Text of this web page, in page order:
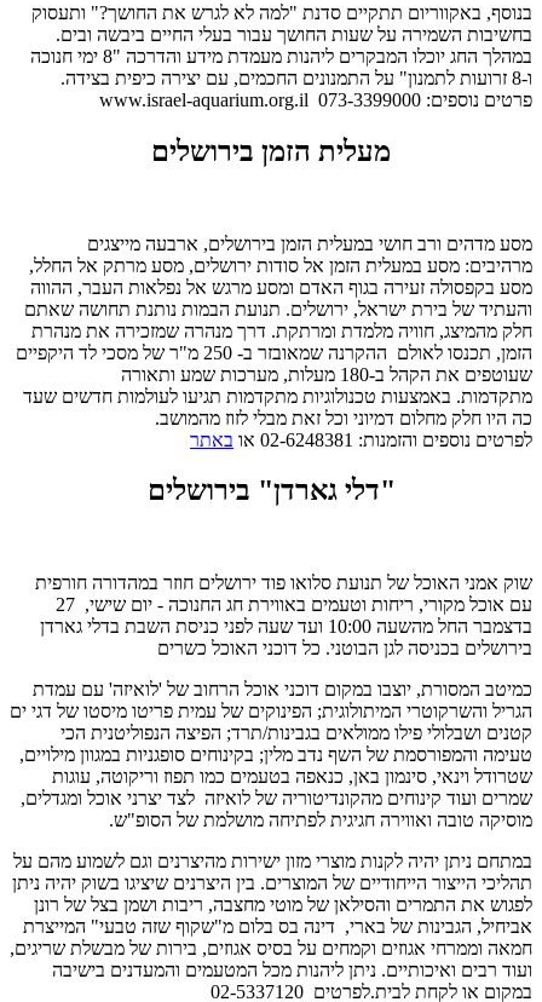
בנוסף, באקווריום תתקיים סדנת "למה לא לגרש את החושך?" ותעסוק
בחשיבות השמירה על שעות החושך עבור בעלי החיים ביבשה ובים.
במהלך החג יוכלו המבקרים ליהנות מעמדת מידע והדרכה "8 ימי חנוכה
ו-8 זרועות לתמנון" על התמנונים החכמים, עם יצירה כיפית בצידה.
פרטים נוספים: 073-3399000 www.israel-aquarium.org.il
מעלית הזמן בירושלים
מסע מדהים ורב חושי במעלית הזמן בירושלים, ארבעה מייצגים
מרהיבים: מסע במעלית הזמן אל סודות ירושלים, מסע מרתק אל החלל,
מסע בקפסולה זעירה בגוף האדם ומסע מרגש אל נפלאות העבר, ההווה
והעתיד של בירת ישראל, ירושלים. תנועת הבמות נותנת תחושה שאתם
חלק מהמיצג, חוויה מלמדת ומרתקת. דרך מנהרה שמזכירה את מנהרת
הזמן, תכנסו לאולם ההקרנה שמאובזר ב- 250 מ"ר של מסכי לד היקפיים
שעוטפים את הקהל ב-180 מעלות, מערכות שמע ותאורה
מתקדמות. באמצעות טכנולוגיות מתקדמות תגיעו לעולמות חדשים שעד
כה היו חלק מחלום דמיוני וכל זאת מבלי לזוז מהמושב.
לפרטים נוספים והזמנות: 02-6248381 או
באתר
"דלי גארדן" בירושלים
שוק אמני האוכל של תנועת סלואו פוד ירושלים חוזר במהדורה חורפית
עם אוכל מקורי, ריחות וטעמים באווירת חג החנוכה - יום שישי, 27
בדצמבר החל מהשעה 10:00 ועד שעה לפני כניסת השבת בדלי גארדן
בירושלים בכניסה לגן הבוטני. כל דוכני האוכל כשרים
כמיטב המסורת, יוצבו במקום דוכני אוכל הרחוב של 'לואיזה' עם עמדת
הגריל והשרקוטרי המיתולוגית; הפינוקים של עמית פריטו מיסטו של דגי ים
קטנים ושבלולי פילו ממולאים בגבינות/תרד; הפיצה הנפוליטנית הכי
טעימה והמפורסמת של השף נדב מלין; בקינוחים סופגניות במגוון מילויים,
שטרודל וינאי, סינמון באן, כנאפה בטעמים כמו תפוז וריקוטה, עוגות
שמרים ועוד קינוחים מהקונדיטוריה של לואיזה לצד יצרני אוכל ומגדלים,
מוסיקה טובה ואווירה חגיגית לפתיחה מושלמת של הסופ"ש.
במתחם ניתן יהיה לקנות מוצרי מזון ישירות מהיצרנים וגם לשמוע מהם על
תהליכי הייצור הייחודיים של המוצרים. בין היצרנים שיציגו בשוק יהיה ניתן
לפגוש את התמרים והסילאן של מוטי מחצבה, ריבות ושמן בצל של רונן
אביחיל, הגבינות של בארי, דינה בס בלום מ"שקוף שזה טבעי" המייצרת
חמאה וממרחי אגוזים וקמחים על בסיס אגוזים, בירות של מבשלת שריגים,
ועוד רבים ואיכותיים. ניתן ליהנות מכל המטעמים והמעדנים בישיבה
במקום או לקחת לבית.לפרטים 02-5337120